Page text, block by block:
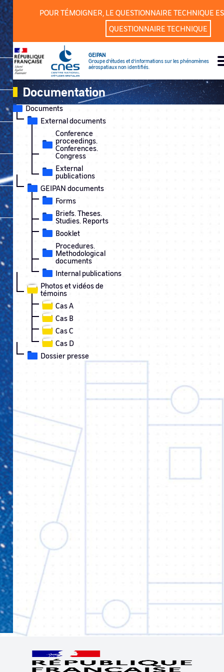
Cookies management panel
POUR TÉMOIGNER, LE QUESTIONNAIRE TECHNIQUE
QUESTIONNAIRE TECHNIQUE
GEIPAN
Groupe d’études et d’informations sur les phénomènes
aérospatiaux non identifiés.
Documentation
Documents
External documents
Conference
proceedings.
Conferences.
Congress
External
publications
GEIPAN documents
Forms
Briefs. Theses.
Studies. Reports
Booklet
Procedures.
Methodological
documents
Internal publications
Photos et vidéos de
témoins
Cas A
Cas B
Cas C
Cas D
Dossier presse